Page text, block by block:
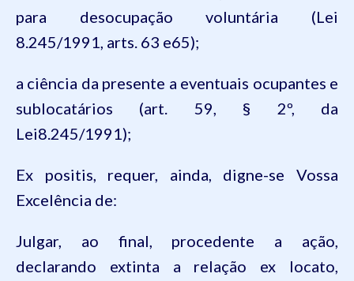
para
desocupação voluntária (Lei
8.245/1991, arts. 63 e65);
a ciência da presente a eventuais ocupantes e
sublocatários (art. 59, § 2º, da
Lei8.245/1991);
Ex positis, requer, ainda, digne-seVossa
Excelência de:
Julgar, ao final, procedente a ação,
declarando
extinta a relação ex locato,